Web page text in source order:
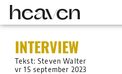
INTERVIEW
Tekst: Steven Walter
vr 15 september 2023